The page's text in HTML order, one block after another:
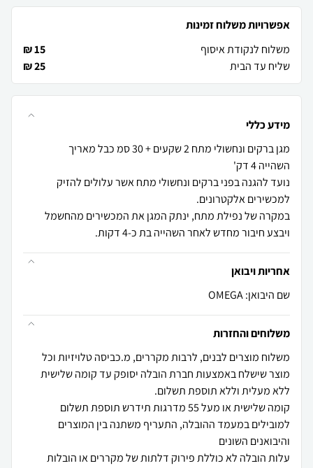
אפשרויות משלוח זמינות
משלוח לנקודת איסוף
15 ₪
שליח עד הבית
25 ₪
מידע כללי
נועד להגנה בפני ברקים ונחשולי מתח אשר עלולים להזיק
במקרה של נפילת מתח, ינתק המגן את המכשירים מהחשמל
ויבצע חיבור מחדש לאחר השהייה בת כ-4 דקות.
אחריות ויבואן
שם היבואן: OMEGA
משלוחים והחזרות
משלוח מוצרים לבנים, לרבות מקררים, מ.כביסה טלויזיות וכל
מוצר שישלח באמצעות חברת הובלה יסופק עד קומה שלישית
קומה שלישית או מעל 55 מדרגות תידרש תוספת תשלום
למובילים במעמד ההובלה, התעריף משתנה בין המוצרים
עלות הובלה לא כוללת פירוק דלתות של מקררים או הובלות